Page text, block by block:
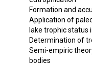
Formation and
Application of
lake trophic status
Determination of
Semi-empiric
bodies